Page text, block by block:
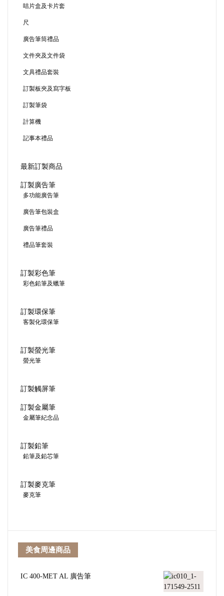
咭片盒及卡片套
尺
廣告筆筒禮品
文件夾及文件袋
文具禮品套裝
訂製板夾及寫字板
訂製筆袋
計算機
記事本禮品
最新訂製商品
訂製廣告筆
多功能廣告筆
廣告筆包裝盒
廣告筆禮品
禮品筆套裝
訂製彩色筆
彩色鉛筆及蠟筆
訂製環保筆
客製化環保筆
訂製螢光筆
螢光筆
訂製觸屏筆
訂製金屬筆
金屬筆紀念品
訂製鉛筆
鉛筆及鉛芯筆
訂製麥克筆
麥克筆
美食周邊商品
IC 400-MET AL 廣告筆